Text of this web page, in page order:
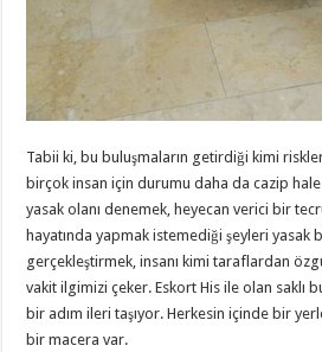
Tabii ki, bu buluşmaların getirdiği kimi
birçok insan için durumu daha da cazip
yasak olanı denemek, heyecan verici bir
hayatında yapmak istemediği şeyleri yasak
gerçekleştirmek, insanı kimi taraflardan
vakit ilgimizi çeker. Eskort His ile olan saklı
bir adım ileri taşıyor. Herkesin içinde bir
bir macera var.